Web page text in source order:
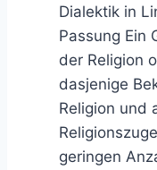
Dialektik in
Passung Ein
der Religion
dasjenige
Religion und
geringen